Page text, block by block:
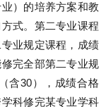
）的培养方案和教
式。第二专业课程
业规定课程，成绩
完全部第二专业规
含30），成绩合格
科修完某专业学科